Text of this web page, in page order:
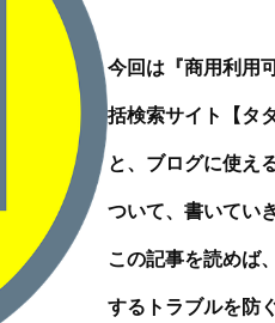
今回は『商用利用
括検索サイト【タ
と、ブログに使え
ついて、書いてい
この記事を読めば
するトラブルを防